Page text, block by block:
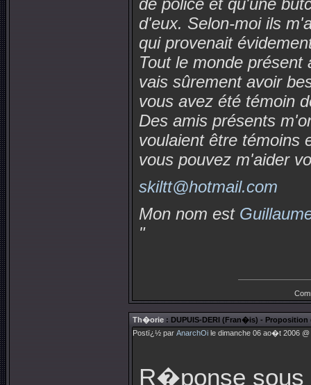
de police et qu'une
d'eux. Selon-moi ils
qui provenait
Tout le monde
vais sûrement avoir
vous avez été témoin
Des amis présents
voulaient être témoins
vous pouvez m'aider
skiltt@hotmail.com
Mon nom est
"
Th�orie : DUPUIS-DERI (Fran�is) -
Postï¿½ par AnarchOi le dimanche 06 ao�t 2006 @
R�ponse sous